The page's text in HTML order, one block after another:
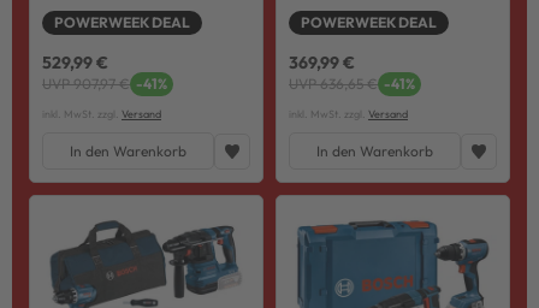
POWERWEEK DEAL
529,99 €
UVP 907,97 € -41%
inkl. MwSt. zzgl. Versand
In den Warenkorb
POWERWEEK DEAL
369,99 €
UVP 636,65 € -41%
inkl. MwSt. zzgl. Versand
In den Warenkorb